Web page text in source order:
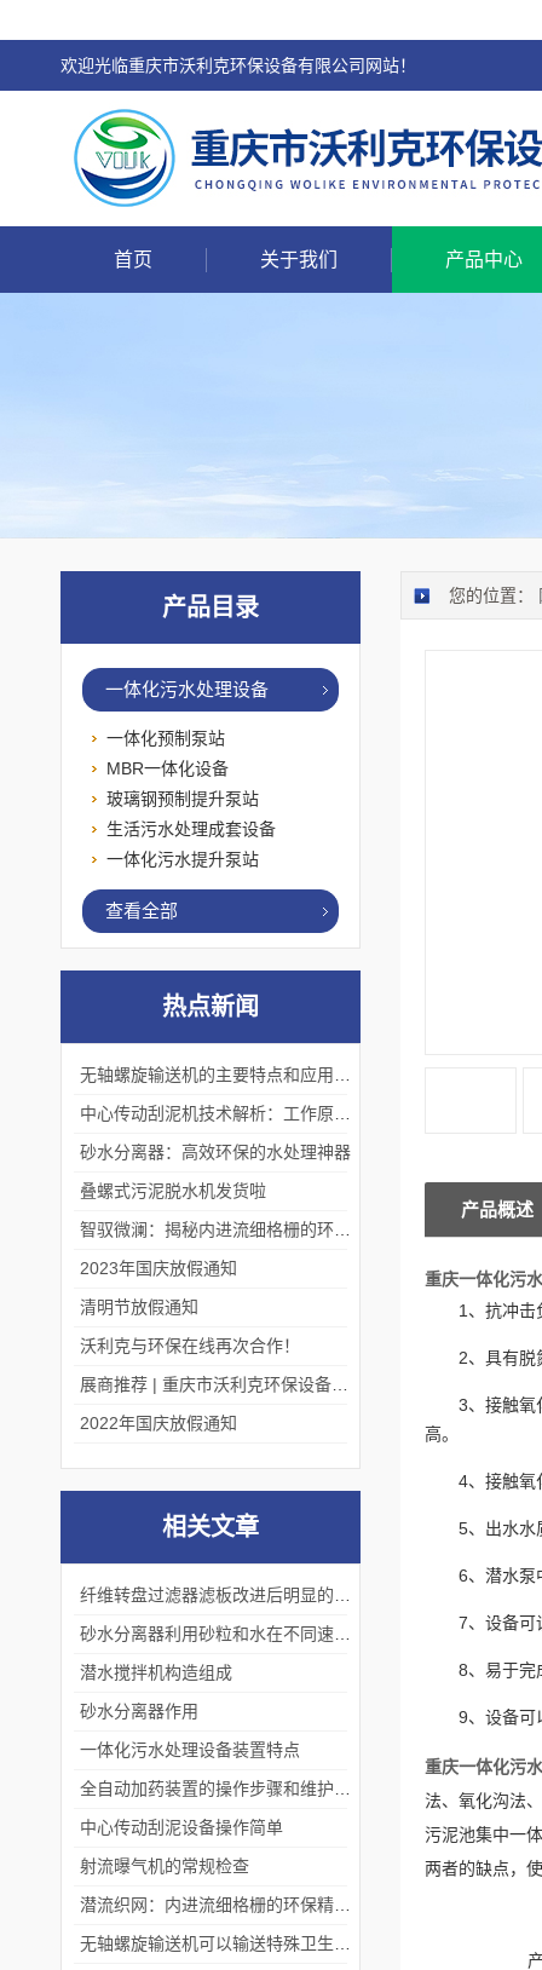
欢迎光临重庆市沃利克环保设备有限公司网站！
首页 关于我们 产品中心
您的位置：
产品概述
重庆一体化污
1、抗冲击
2、具有脱
3、接触氧
高。
4、接触氧
5、出水水
6、潜水泵
7、设备可
8、易于完
9、设备可
重庆一体化污
法、氧化沟法
污泥池集中一
两者的缺点，
产品目录
一体化污水处理设备
一体化预制泵站
MBR一体化设备
玻璃钢预制提升泵站
生活污水处理成套设备
一体化污水提升泵站
查看全部
热点新闻
砂水分离器：高效环保的水处理神器
叠螺式污泥脱水机发货啦
2023年国庆放假通知
清明节放假通知
沃利克与环保在线再次合作！
2022年国庆放假通知
相关文章
潜水搅拌机构造组成
砂水分离器作用
一体化污水处理设备装置特点
中心传动刮泥设备操作简单
射流曝气机的常规检查